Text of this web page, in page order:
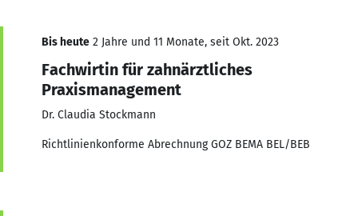
Bis heute 2 Jahre und 11 Monate, seit Okt. 2023
Fachwirtin für zahnärztliches
Praxismanagement
Dr. Claudia Stockmann
Richtlinienkonforme Abrechnung GOZ BEMA BEL/BEB